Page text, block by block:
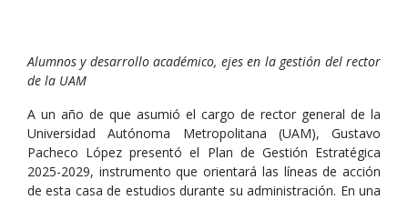
Alumnos y desarrollo académico, ejes en la gestión del rector
de la UAM
A un año de que asumió el cargo de rector general de la
Universidad Autónoma Metropolitana (UAM), Gustavo
Pacheco López presentó el Plan de Gestión Estratégica
2025-2029, instrumento que orientará las líneas de acción
de esta casa de estudios durante su administración. En una